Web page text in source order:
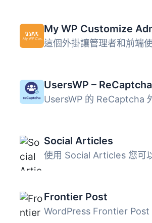
UsersWP – ReCaptcha
Social Articles
Frontier Post